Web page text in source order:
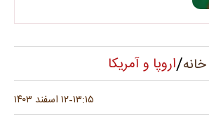
خانه/اروپا و آمریکا
۱۳:۱۵-۱۲ اسفند ۱۴۰۳